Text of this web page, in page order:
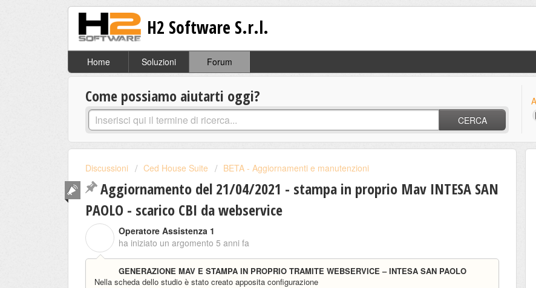
H2 Software S.r.l.
Home Soluzioni Forum
Come possiamo aiutarti oggi?
CERCA
Discussioni Ced House Suite BETA - Aggiornamenti e manutenzioni
Aggiornamento del 21/04/2021 - stampa in proprio Mav INTESA SAN
PAOLO - scarico CBI da webservice
Operatore Assistenza 1
ha iniziato un argomento 5 anni fa
GENERAZIONE MAV E STAMPA IN PROPRIO TRAMITE WEBSERVICE – INTESA SAN PAOLO
Nella scheda dello studio è stato creato apposita configurazione